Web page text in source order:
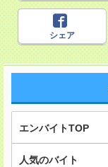
シェア
エンバイトTOP
人気のバイト